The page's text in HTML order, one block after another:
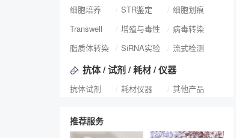
细胞培养 STR鉴定
细胞划痕
Transwell
增殖与毒性
病毒转染
脂质体转染
SiRNA实验 流式检测
抗体 / 试剂 / 耗材 / 仪器
抗体试剂 耗材仪器 其他产品
推荐服务